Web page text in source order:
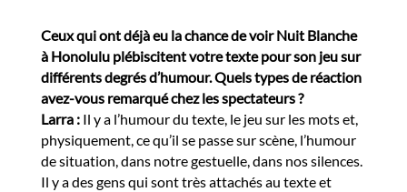
Ceux qui ont déjà eu la chance de voir Nuit Blanche
à Honolulu plébiscitent votre texte pour son jeu sur
différents degrés d’humour. Quels types de réaction
avez-vous remarqué chez les spectateurs ?
Larra :Il y a l’humour du texte, le jeu sur les mots et,
physiquement, ce qu’il se passe sur scène, l’humour
de situation, dans notre gestuelle, dans nos silences.
Il y a des gens qui sont très attachés au texte et